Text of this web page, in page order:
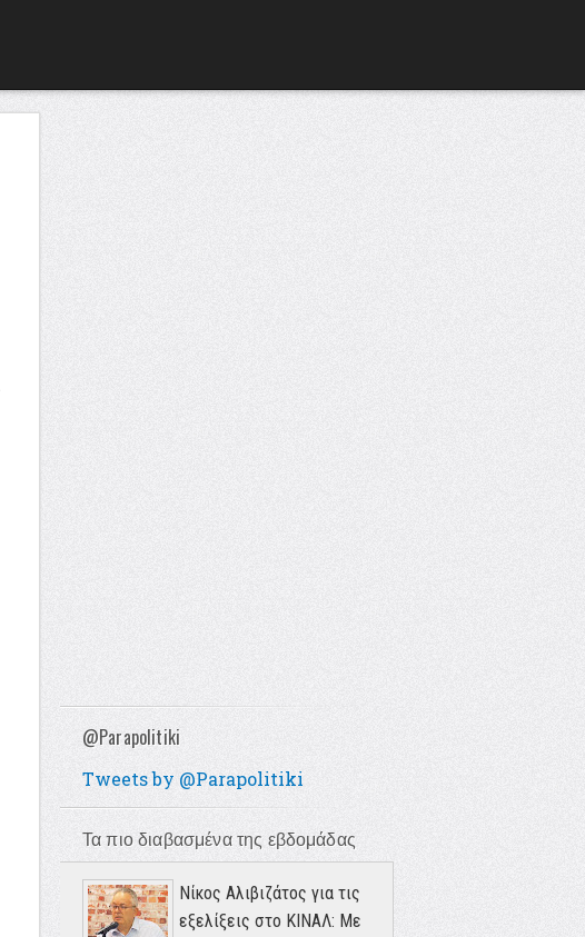
@Parapolitiki
Tweets by @Parapolitiki
Τα πιο διαβασμένα της εβδομάδας
Νίκος Αλιβιζάτος για τις
εξελίξεις στο ΚΙΝΑΛ: Με